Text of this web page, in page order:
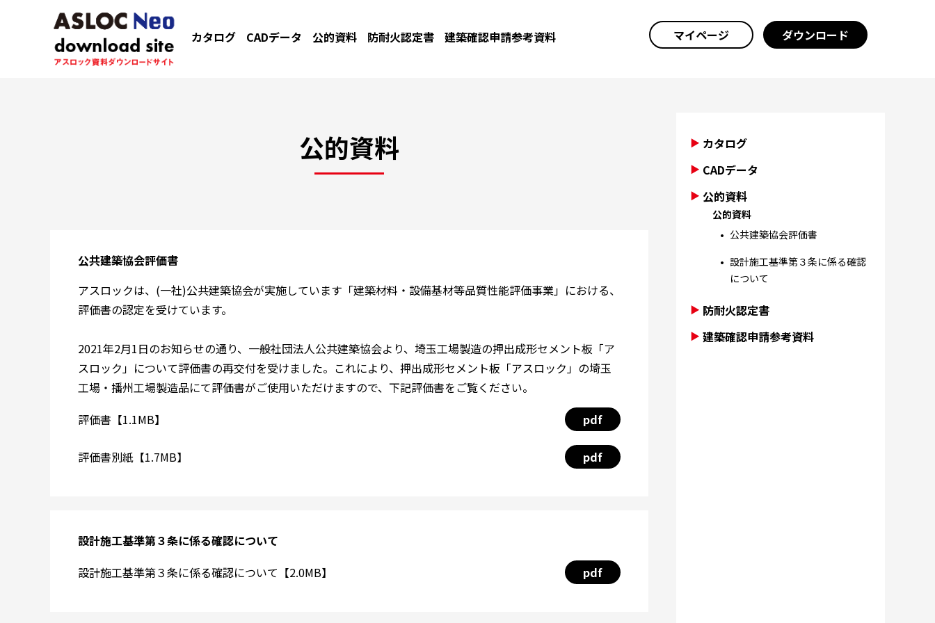
カタログ CADデータ 公的資料 防耐火認定書 建築確認申請参考資料 マイページ ダウンロード
公的資料
公共建築協会評価書
アスロックは、(一社)公共建築協会が実施しています「建築材料・設備基材等品質性能評価事業」における、
評価書の認定を受けています。
2021年2月1日のお知らせの通り、一般社団法人公共建築協会より、埼玉工場製造の押出成形セメント板「ア
スロック」について評価書の再交付を受けました。これにより、押出成形セメント板「アスロック」の埼玉
工場・播州工場製造品にて評価書がご使用いただけますので、下記評価書をご覧ください。
評価書【1.1MB】
pdf
評価書別紙【1.7MB】 pdf
設計施工基準第３条に係る確認について
設計施工基準第３条に係る確認について【2.0MB】
pdf
カタログ
CADデータ
公的資料
公的資料
公共建築協会評価書
設計施工基準第３条に係る確認
について
防耐火認定書
建築確認申請参考資料